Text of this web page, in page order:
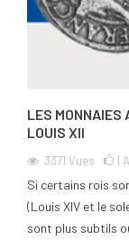
LES MONNAIES
LOUIS XII
3371 Vues 1
Si certains rois
(Louis XIV et le
sont plus subtils